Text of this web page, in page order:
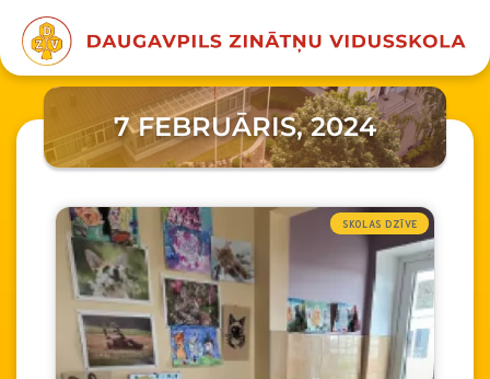
7 FEBRUĀRIS, 2024
SKOLAS DZĪVE